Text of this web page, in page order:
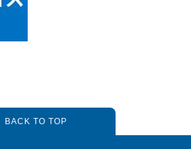
BACK TO TOP